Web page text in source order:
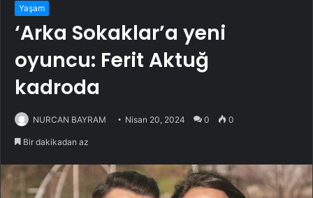
Yaşam
‘Arka Sokaklar’a yeni
oyuncu: Ferit Aktuğ
kadroda
NURCAN BAYRAM Nisan 20, 2024 0 0
Bir dakikadan az